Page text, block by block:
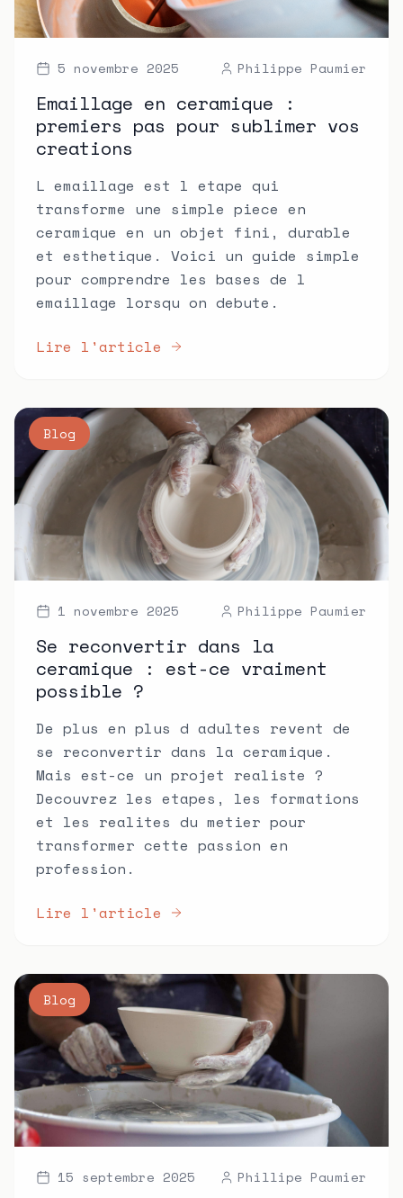
5 novembre 2025 Philippe Paumier
Emaillage en ceramique :
premiers pas pour sublimer vos
creations
L emaillage est l etape qui
transforme une simple piece en
ceramique en un objet fini, durable
et esthetique. Voici un guide simple
pour comprendre les bases de l
emaillage lorsqu on debute.
Lire l'article
Blog
1 novembre 2025 Philippe Paumier
Se reconvertir dans la
ceramique : est-ce vraiment
possible ?
De plus en plus d adultes revent de
se reconvertir dans la ceramique.
Mais est-ce un projet realiste ?
Decouvrez les etapes, les formations
et les realites du metier pour
transformer cette passion en
profession.
Lire l'article
Blog
15 septembre 2025 Phillipe Paumier